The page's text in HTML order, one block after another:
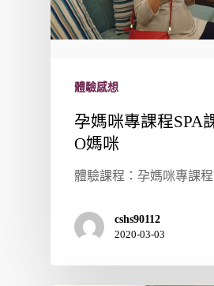
體驗感想
孕媽咪專課程SPA
O媽咪
體驗課程：孕媽咪專課程
cshs90112
2020-03-03